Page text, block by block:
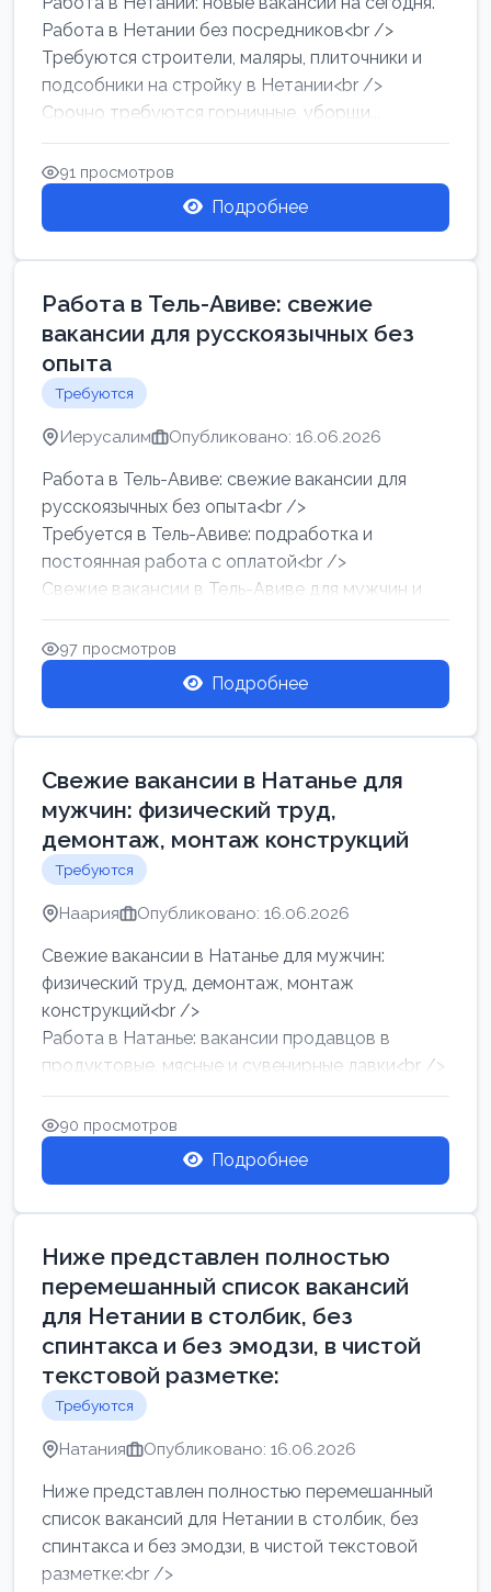
Работа в Нетании без посредников<br />
Требуются строители, маляры, плиточники и
подсобники на стройку в Нетании<br />
Срочно требуются горничные, уборщи...
91 просмотров
Подробнее
Работа в Тель-Авиве: свежие
вакансии для русскоязычных без
опыта
Требуются
Иерусалим Опубликовано: 16.06.2026
Работа в Тель-Авиве: свежие вакансии для
русскоязычных без опыта<br />
Требуется в Тель-Авиве: подработка и
постоянная работа с оплатой<br />
Свежие вакансии в Тель-Авиве для мужчин и
женщин от хозя...
97 просмотров
Подробнее
Свежие вакансии в Натанье для
мужчин: физический труд,
демонтаж, монтаж конструкций
Требуются
Наария Опубликовано: 16.06.2026
Свежие вакансии в Натанье для мужчин:
физический труд, демонтаж, монтаж
конструкций<br />
Работа в Натанье: вакансии продавцов в
продуктовые, мясные и сувенирные лавки<br />
Разнорабочий на сборку м...
90 просмотров
Подробнее
Ниже представлен полностью
перемешанный список вакансий
для Нетании в столбик, без
спинтакса и без эмодзи, в чистой
текстовой разметке:
Требуются
Натания Опубликовано: 16.06.2026
Ниже представлен полностью перемешанный
список вакансий для Нетании в столбик, без
спинтакса и без эмодзи, в чистой текстовой
разметке:<br />